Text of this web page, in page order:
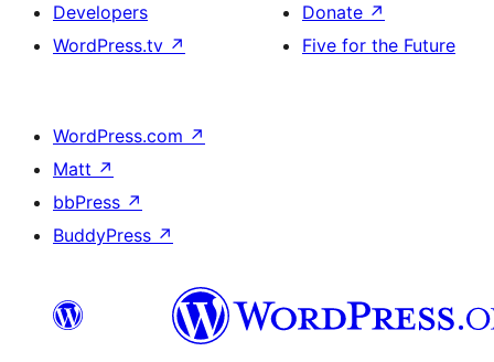
Developers
WordPress.tv ↗
Donate ↗
Five for the Future
WordPress.com ↗
Matt ↗
bbPress ↗
BuddyPress ↗